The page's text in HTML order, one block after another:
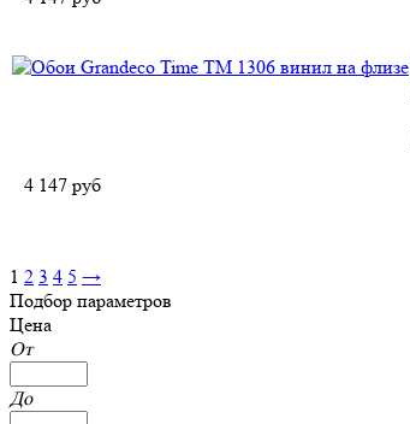
4 147 руб
1 2 3 4 5 →
Подбор параметров
Цена
От
До